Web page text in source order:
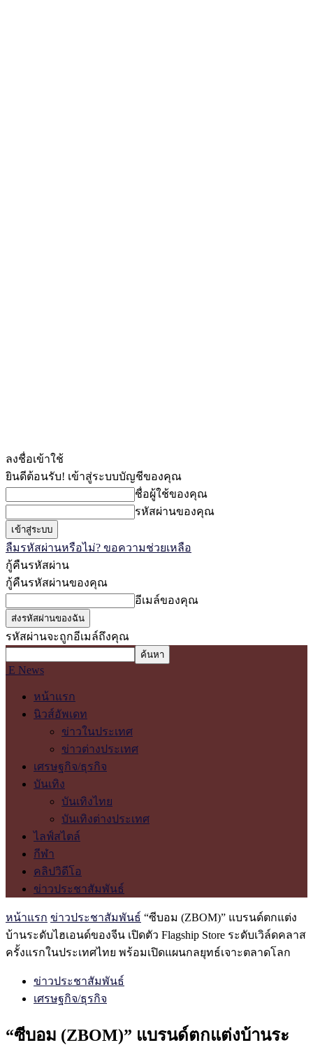
ลงชื่อเข้าใช้
ยินดีต้อนรับ! เข้าสู่ระบบบัญชีของคุณ
ชื่อผู้ใช้ของคุณ
รหัสผ่านของคุณ
ลืมรหัสผ่านหรือไม่? ขอความช่วยเหลือ
กู้คืนรหัสผ่าน
กู้คืนรหัสผ่านของคุณ
อีเมล์ของคุณ
รหัสผ่านจะถูกอีเมล์ถึงคุณ
E News
หน้าแรก
นิวส์อัพเดท
ข่าวในประเทศ
ข่าวต่างประเทศ
เศรษฐกิจ/ธุรกิจ
บันเทิง
บันเทิงไทย
บันเทิงต่างประเทศ
ไลฟ์สไตล์
กีฬา
คลิปวิดีโอ
ข่าวประชาสัมพันธ์
หน้าแรก ข่าวประชาสัมพันธ์ “ซีบอม (ZBOM)” แบรนด์ตกแต่ง
บ้านระดับไฮเอนด์ของจีน เปิดตัว Flagship Store ระดับเวิล์ดคลาส
ครั้งแรกในประเทศไทย พร้อมเปิดแผนกลยุทธ์เจาะตลาดโลก
ข่าวประชาสัมพันธ์
เศรษฐกิจ/ธุรกิจ
“ซีบอม (ZBOM)” แบรนด์ตกแต่งบ้านระ